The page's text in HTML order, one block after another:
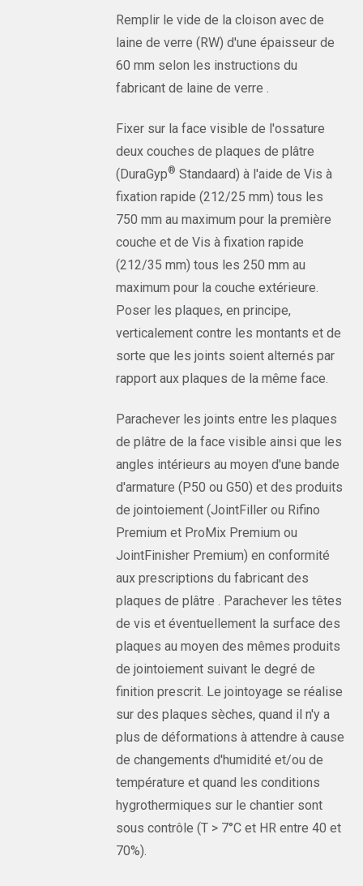
Remplir le vide de la cloison avec de
laine de verre (RW) d'une épaisseur de
60 mm selon les instructions du
fabricant de laine de verre .
Fixer sur la face visible de l'ossature
deux couches de plaques de plâtre
(DuraGyp® Standaard) à l'aide de Vis à
fixation rapide (212/25 mm) tous les
750 mm au maximum pour la première
couche et de Vis à fixation rapide
(212/35 mm) tous les 250 mm au
maximum pour la couche extérieure.
Poser les plaques, en principe,
verticalement contre les montants et de
sorte que les joints soient alternés par
rapport aux plaques de la même face.
Parachever les joints entre les plaques
de plâtre de la face visible ainsi que les
angles intérieurs au moyen d'une bande
d'armature (P50 ou G50) et des produits
de jointoiement (JointFiller ou Rifino
Premium et ProMix Premium ou
JointFinisher Premium) en conformité
aux prescriptions du fabricant des
plaques de plâtre . Parachever les têtes
de vis et éventuellement la surface des
plaques au moyen des mêmes produits
de jointoiement suivant le degré de
finition prescrit. Le jointoyage se réalise
sur des plaques sèches, quand il n'y a
plus de déformations à attendre à cause
de changements d'humidité et/ou de
température et quand les conditions
hygrothermiques sur le chantier sont
sous contrôle (T > 7°C et HR entre 40 et
70%).